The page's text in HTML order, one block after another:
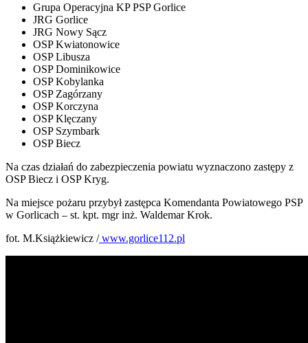
Grupa Operacyjna KP PSP Gorlice
JRG Gorlice
JRG Nowy Sącz
OSP Kwiatonowice
OSP Libusza
OSP Dominikowice
OSP Kobylanka
OSP Zagórzany
OSP Korczyna
OSP Klęczany
OSP Szymbark
OSP Biecz
Na czas działań do zabezpieczenia powiatu wyznaczono zastępy z
OSP Biecz i OSP Kryg.
Na miejsce pożaru przybył zastępca Komendanta Powiatowego PSP
w Gorlicach – st. kpt. mgr inż. Waldemar Krok.
fot. M.Książkiewicz /www.gorlice112.pl